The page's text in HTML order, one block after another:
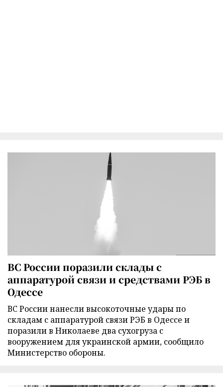
ВС России поразили склады с
аппаратурой связи и средствами РЭБ в
Одессе
ВС России нанесли высокоточные удары по
складам с аппаратурой связи РЭБ в Одессе и
поразили в Николаеве два сухогруза с
вооружением для украинской армии, сообщило
Министерство обороны.